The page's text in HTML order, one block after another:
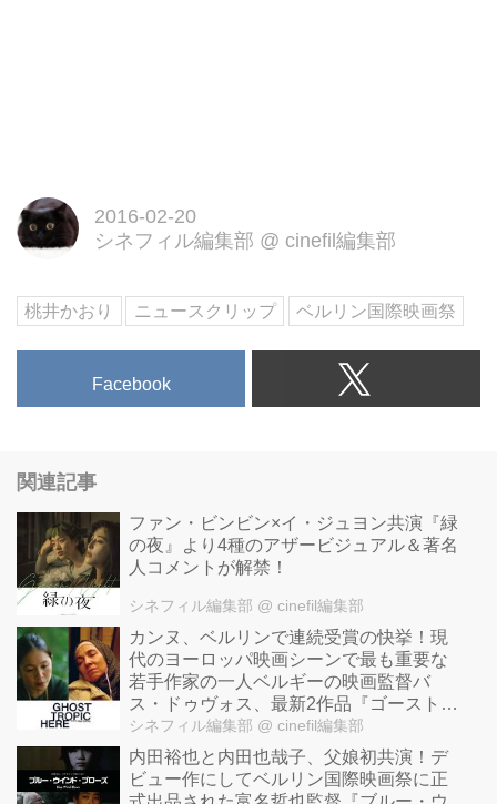
2016-02-20
シネフィル編集部 @ cinefil編集部
桃井かおり ニュースクリップ ベルリン国際映画祭
Facebook
関連記事
ファン・ビンビン×イ・ジュヨン共演『緑
の夜』より4種のアザービジュアル＆著名
人コメントが解禁！
シネフィル編集部 @ cinefil編集部
カンヌ、ベルリンで連続受賞の快挙！現
代のヨーロッパ映画シーンで最も重要な
若手作家の一人ベルギーの映画監督バ
ス・ドゥヴォス、最新2作品『ゴースト・
トロピック』『Here』が日本公開！
シネフィル編集部 @ cinefil編集部
内田裕也と内田也哉子、父娘初共演！デ
ビュー作にしてベルリン国際映画祭に正